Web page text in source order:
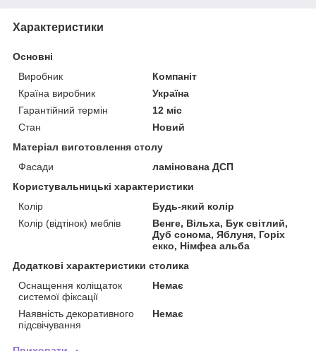
Характеристики
Основні
Виробник
Компаніт
Країна виробник
Україна
Гарантійний термін
12 міс
Стан
Новий
Матеріал виготовлення столу
Фасади
ламінована ДСП
Користувальницькі характеристики
Колір
Будь-який колір
Колір (відтінок) меблів
Венге, Вільха, Бук світлий,
Дуб сонома, Яблуня, Горіх
екко, Німфеа альба
Додаткові характеристики столика
Оснащення коліщаток
системої фіксації
Немає
Наявність декоративного
підсвічування
Немає